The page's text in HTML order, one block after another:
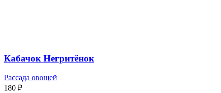
Кабачок Негритёнок
Рассада овощей
180 ₽